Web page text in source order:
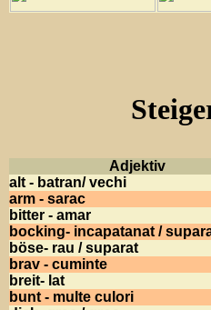
Adjektiv
alt - batran/ vechi
arm - sarac
bitter - amar
bocking- incapatanat /
böse- rau / suparat
brav - cuminte
breit- lat
bunt - multe culori